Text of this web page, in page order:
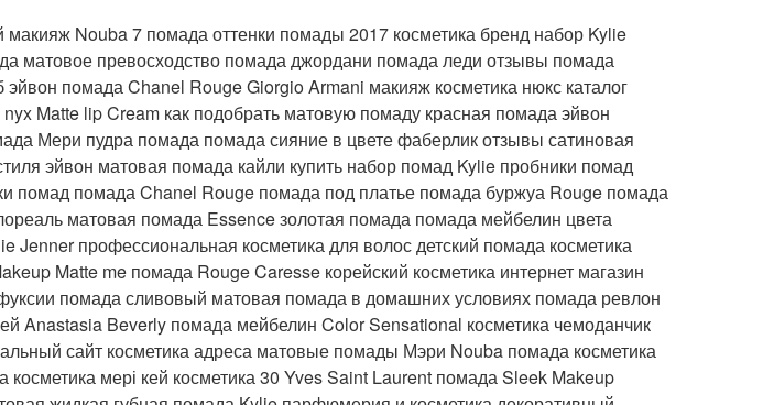
Nouba 7 помада оттенки помады 2017 косметика бренд набор Kylie
матовое превосходство помада джордани помада леди отзывы помада
помада Chanel Rouge Giorgio Armani макияж косметика нюкс каталог
Matte lip Cream как подобрать матовую помаду красная помада эйвон
Мери пудра помада помада сияние в цвете фаберлик отзывы сатиновая
эйвон матовая помада кайли купить набор помад Kylie пробники помад
помад помада Chanel Rouge помада под платье помада буржуа Rouge помада
матовая помада Essence золотая помада помада мейбелин цвета
Jenner профессиональная косметика для волос детский помада косметика
Matte me помада Rouge Caresse корейский косметика интернет магазин
фуксии помада сливовый матовая помада в домашних условиях помада ревлон
Anastasia Beverly помада мейбелин Color Sensational косметика чемоданчик
сайт косметика адреса матовые помады Мэри Nouba помада косметика
мері кей косметика 30 Yves Saint Laurent помада Sleek Makeup